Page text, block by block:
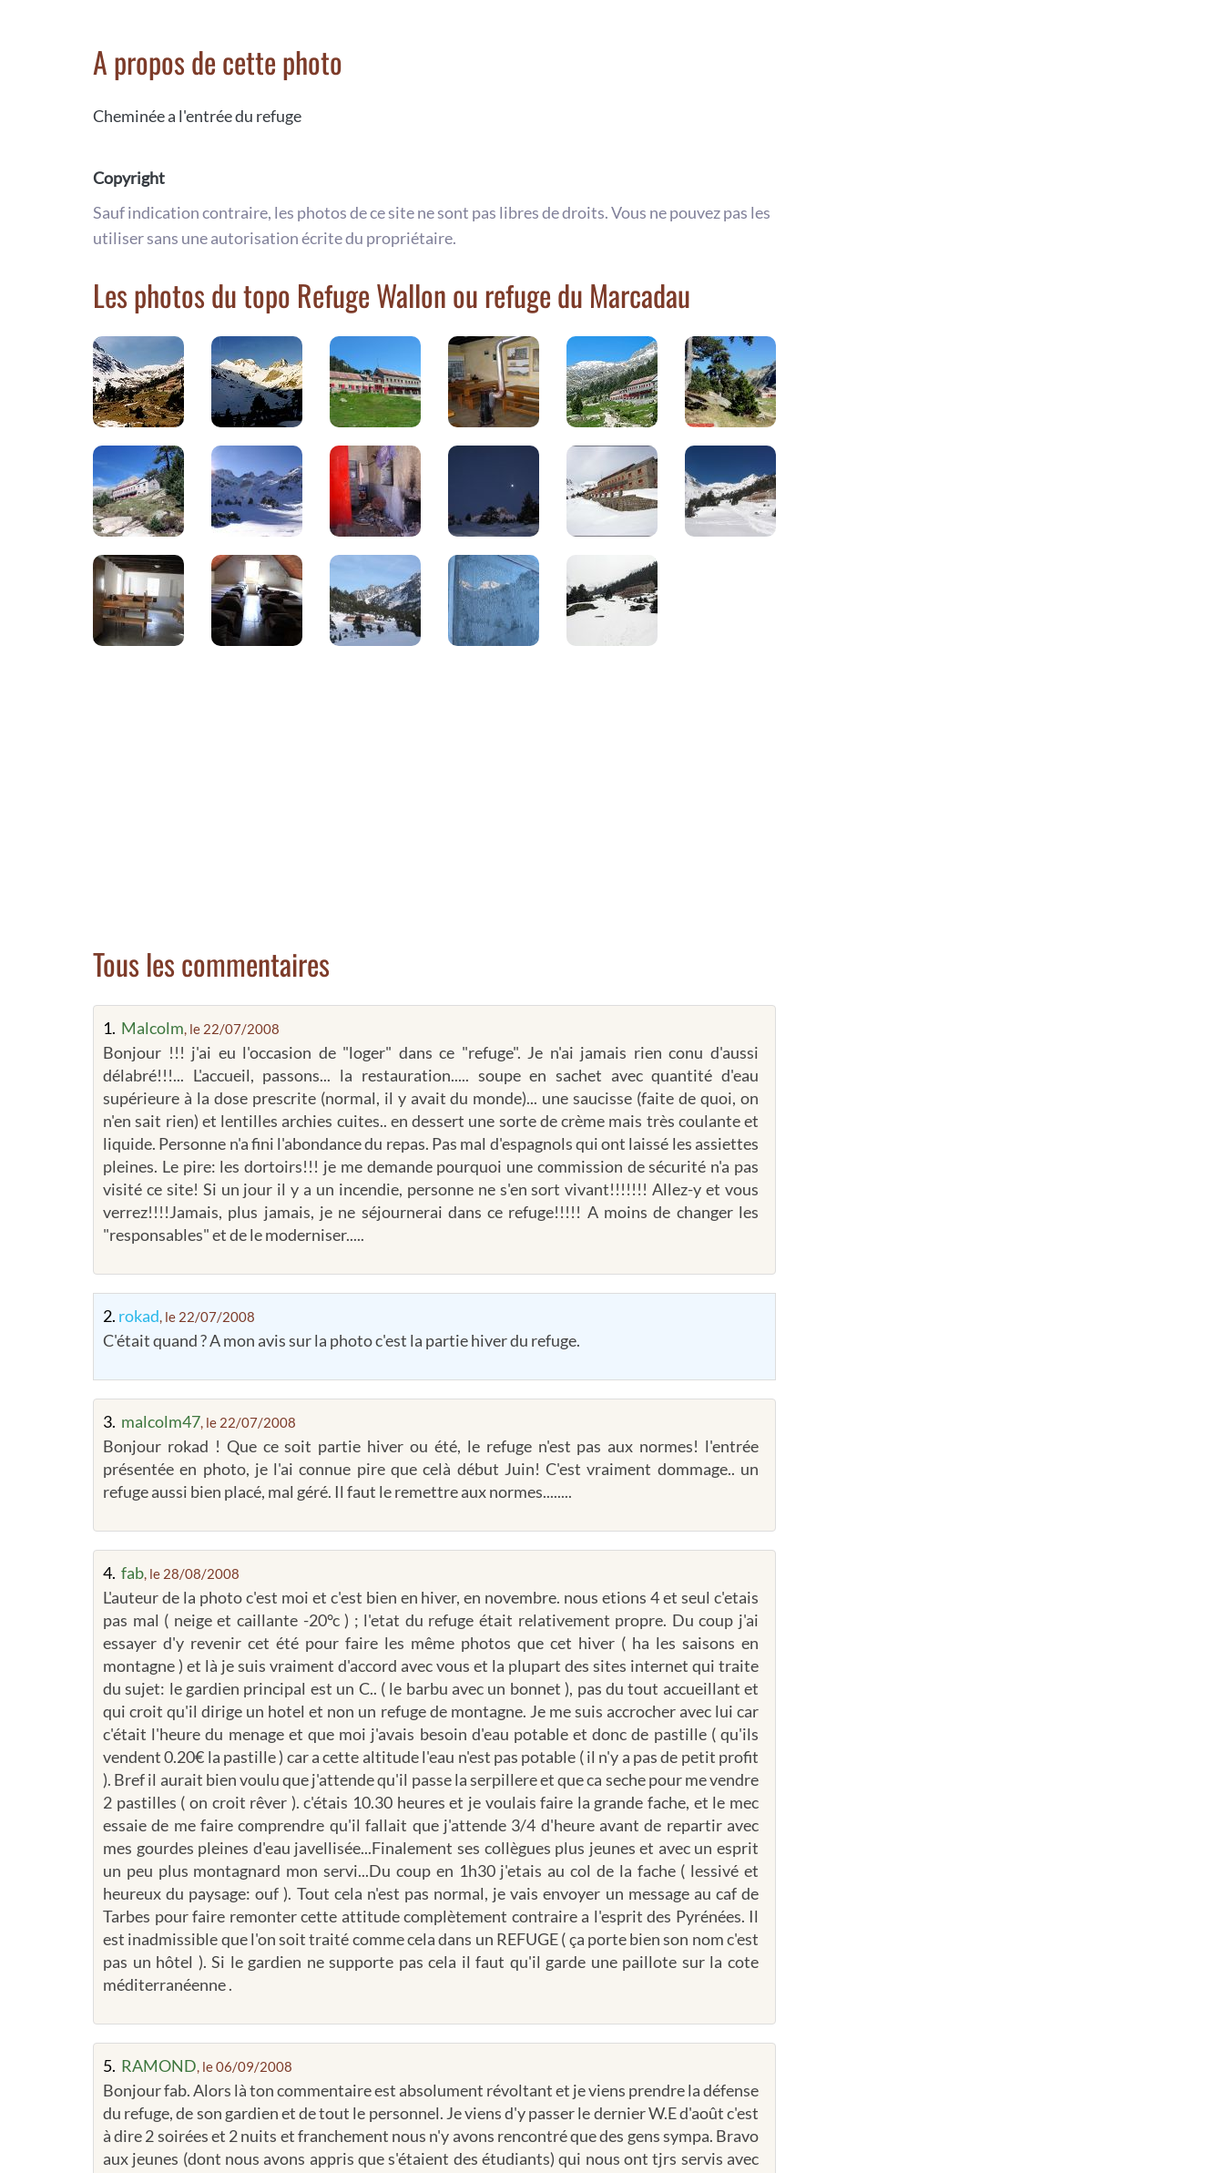
A propos de cette photo
Cheminée a l'entrée du refuge
Copyright
Sauf indication contraire, les photos de ce site ne sont pas libres de droits. Vous ne pouvez pas les
utiliser sans une autorisation écrite du propriétaire.
Les photos du topo Refuge Wallon ou refuge du Marcadau
Tous les commentaires
1. Malcolm, le 22/07/2008
Bonjour !!! j'ai eu l'occasion de "loger" dans ce "refuge". Je n'ai jamais rien conu d'aussi
délabré!!!... L'accueil, passons... la restauration..... soupe en sachet avec quantité d'eau
supérieure à la dose prescrite (normal, il y avait du monde)... une saucisse (faite de quoi, on
n'en sait rien) et lentilles archies cuites.. en dessert une sorte de crème mais très coulante et
liquide. Personne n'a fini l'abondance du repas. Pas mal d'espagnols qui ont laissé les assiettes
pleines. Le pire: les dortoirs!!! je me demande pourquoi une commission de sécurité n'a pas
visité ce site! Si un jour il y a un incendie, personne ne s'en sort vivant!!!!!!! Allez-y et vous
verrez!!!!Jamais, plus jamais, je ne séjournerai dans ce refuge!!!!! A moins de changer les
"responsables" et de le moderniser.....
2. rokad, le 22/07/2008
C'était quand ? A mon avis sur la photo c'est la partie hiver du refuge.
3. malcolm47, le 22/07/2008
Bonjour rokad ! Que ce soit partie hiver ou été, le refuge n'est pas aux normes! l'entrée
présentée en photo, je l'ai connue pire que celà début Juin! C'est vraiment dommage.. un
refuge aussi bien placé, mal géré. Il faut le remettre aux normes........
4. fab, le 28/08/2008
L'auteur de la photo c'est moi et c'est bien en hiver, en novembre. nous etions 4 et seul c'etais
pas mal ( neige et caillante -20°c ) ; l'etat du refuge était relativement propre. Du coup j'ai
essayer d'y revenir cet été pour faire les même photos que cet hiver ( ha les saisons en
montagne ) et là je suis vraiment d'accord avec vous et la plupart des sites internet qui traite
du sujet: le gardien principal est un C.. ( le barbu avec un bonnet ), pas du tout accueillant et
qui croit qu'il dirige un hotel et non un refuge de montagne. Je me suis accrocher avec lui car
c'était l'heure du menage et que moi j'avais besoin d'eau potable et donc de pastille ( qu'ils
vendent 0.20€ la pastille ) car a cette altitude l'eau n'est pas potable ( il n'y a pas de petit profit
). Bref il aurait bien voulu que j'attende qu'il passe la serpillere et que ca seche pour me vendre
2 pastilles ( on croit rêver ). c'étais 10.30 heures et je voulais faire la grande fache, et le mec
essaie de me faire comprendre qu'il fallait que j'attende 3/4 d'heure avant de repartir avec
mes gourdes pleines d'eau javellisée...Finalement ses collègues plus jeunes et avec un esprit
un peu plus montagnard mon servi...Du coup en 1h30 j'etais au col de la fache ( lessivé et
heureux du paysage: ouf ). Tout cela n'est pas normal, je vais envoyer un message au caf de
Tarbes pour faire remonter cette attitude complètement contraire a l'esprit des Pyrénées. Il
est inadmissible que l'on soit traité comme cela dans un REFUGE ( ça porte bien son nom c'est
pas un hôtel ). Si le gardien ne supporte pas cela il faut qu'il garde une paillote sur la cote
méditerranéenne .
5. RAMOND, le 06/09/2008
Bonjour fab. Alors là ton commentaire est absolument révoltant et je viens prendre la défense
du refuge, de son gardien et de tout le personnel. Je viens d'y passer le dernier W.E d'août c'est
à dire 2 soirées et 2 nuits et franchement nous n'y avons rencontré que des gens sympa. Bravo
aux jeunes (dont nous avons appris que s'étaient des étudiants) qui nous ont tjrs servis avec